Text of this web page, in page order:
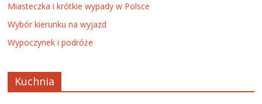
Miasteczka i krótkie wypady w Polsce
Wybór kierunku na wyjazd
Wypoczynek i podróże
Kuchnia